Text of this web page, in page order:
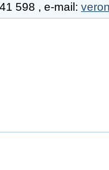
598 , e-mail: